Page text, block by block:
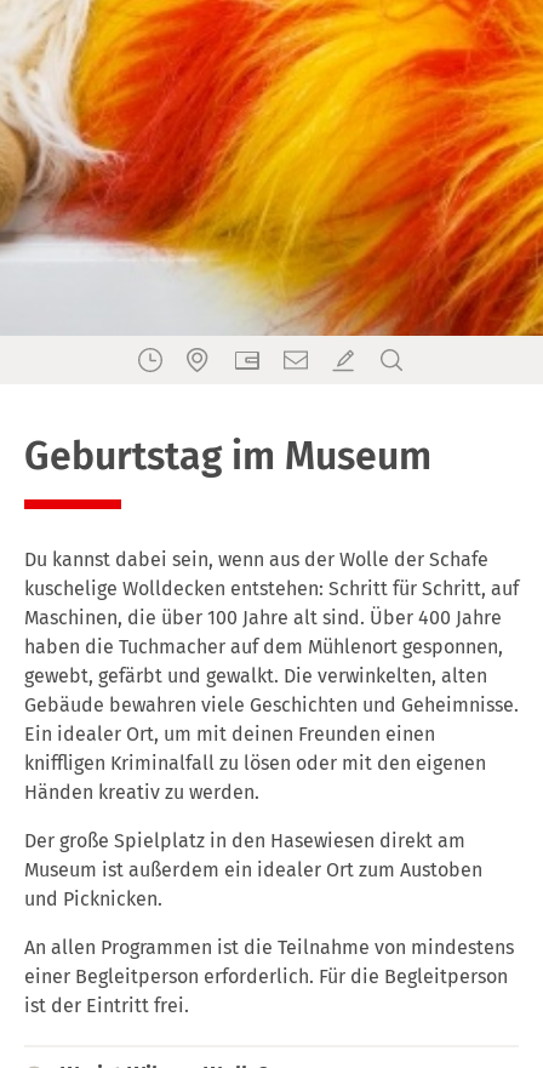
Geburtstag im Museum
Du kannst dabei sein, wenn aus der Wolle der Schafe
kuschelige Wolldecken entstehen: Schritt für Schritt, auf
Maschinen, die über 100 Jahre alt sind. Über 400 Jahre
haben die Tuchmacher auf dem Mühlenort gesponnen,
gewebt, gefärbt und gewalkt. Die verwinkelten, alten
Gebäude bewahren viele Geschichten und Geheimnisse.
Ein idealer Ort, um mit deinen Freunden einen
kniffligen Kriminalfall zu lösen oder mit den eigenen
Händen kreativ zu werden.
Der große Spielplatz in den Hasewiesen direkt am
Museum ist außerdem ein idealer Ort zum Austoben
und Picknicken.
An allen Programmen ist die Teilnahme von mindestens
einer Begleitperson erforderlich. Für die Begleitperson
ist der Eintritt frei.